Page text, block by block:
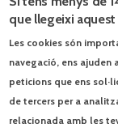
Blog El món a
que llegeixi
Les cookies són
navegació, ens
peticions que ens
de tercers per a
relacionada amb les